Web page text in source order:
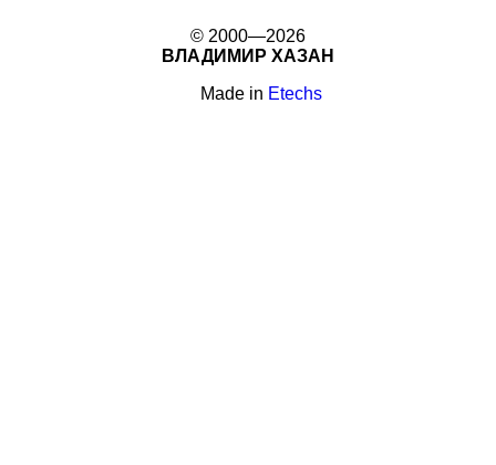
© 2000—2026
ВЛАДИМИР ХАЗАН
Made in Etechs